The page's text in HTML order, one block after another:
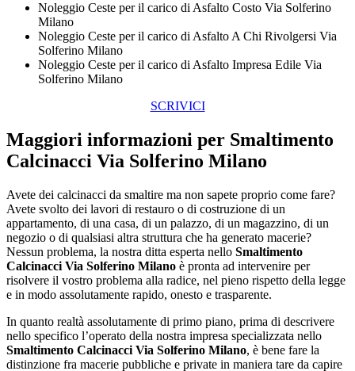
Noleggio Ceste per il carico di Asfalto Costo Via Solferino
Milano
Noleggio Ceste per il carico di Asfalto A Chi Rivolgersi Via
Solferino Milano
Noleggio Ceste per il carico di Asfalto Impresa Edile Via
Solferino Milano
SCRIVICI
Maggiori informazioni per Smaltimento
Calcinacci Via Solferino Milano
Avete dei calcinacci da smaltire ma non sapete proprio come fare?
Avete svolto dei lavori di restauro o di costruzione di un
appartamento, di una casa, di un palazzo, di un magazzino, di un
negozio o di qualsiasi altra struttura che ha generato macerie?
Nessun problema, la nostra ditta esperta nello Smaltimento
Calcinacci Via Solferino Milano è pronta ad intervenire per
risolvere il vostro problema alla radice, nel pieno rispetto della legge
e in modo assolutamente rapido, onesto e trasparente.
In quanto realtà assolutamente di primo piano, prima di descrivere
nello specifico l’operato della nostra impresa specializzata nello
Smaltimento Calcinacci Via Solferino Milano, è bene fare la
distinzione fra macerie pubbliche e private in maniera tare da capire